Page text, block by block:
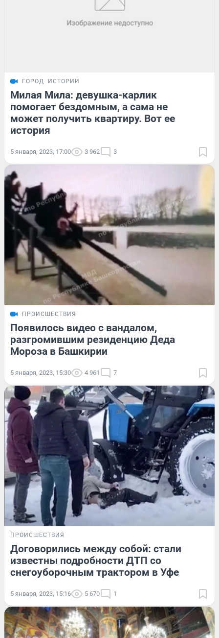
ГОРОД ИСТОРИИ
Милая Мила: девушка-карлик
помогает бездомным, а сама не
может получить квартиру. Вот ее
история
5 января, 2023, 17:00 3 962 3
ПРОИСШЕСТВИЯ
Появилось видео с вандалом,
разгромившим резиденцию Деда
Мороза в Башкирии
5 января, 2023, 15:30 4 961 7
ПРОИСШЕСТВИЯ
Договорились между собой: стали
известны подробности ДТП со
снегоуборочным трактором в Уфе
5 января, 2023, 15:16 5 670 1